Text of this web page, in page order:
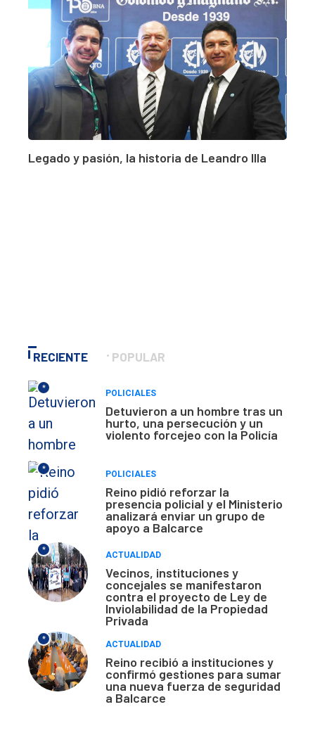
Legado y pasión, la historia de Leandro Illa
RECIENTE POPULAR
*
POLICIALES
Detuvieron a un hombre tras un
hurto, una persecución y un
violento forcejeo con la Policía
*
POLICIALES
Reino pidió reforzar la
presencia policial y el Ministerio
analizará enviar un grupo de
apoyo a Balcarce
*
ACTUALIDAD
Vecinos, instituciones y
concejales se manifestaron
contra el proyecto de Ley de
Inviolabilidad de la Propiedad
Privada
*
ACTUALIDAD
Reino recibió a instituciones y
confirmó gestiones para sumar
una nueva fuerza de seguridad
a Balcarce